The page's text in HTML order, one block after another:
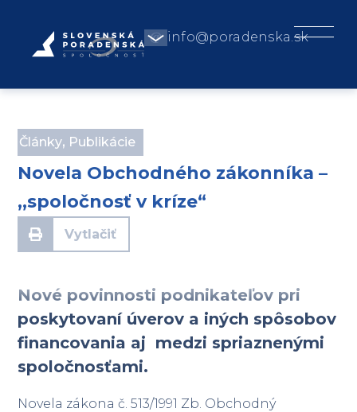
info@poradenska.sk
Články, Publikácie
Novela Obchodného zákonníka –
,,spoločnosť v kríze“
Vytlačiť
Nové povinnosti podnikateľov pri
poskytovaní úverov a iných spôsobov
financovania aj medzi spriaznenými
spoločnosťami.
Novela zákona č. 513/1991 Zb. Obchodný